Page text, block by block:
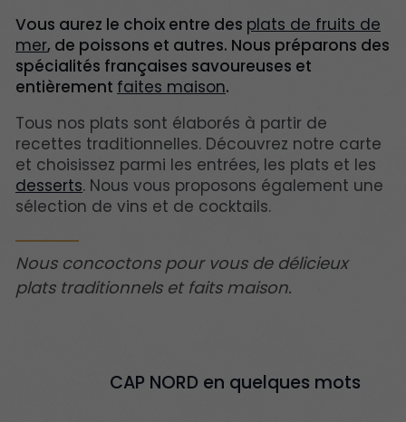
Vous aurez le choix entre des plats de fruits de
mer, de poissons et autres. Nous préparons des
spécialités françaises savoureuses et
entièrement faites maison.
Tous nos plats sont élaborés à partir de
recettes traditionnelles. Découvrez notre carte
et choisissez parmi les entrées, les plats et les
desserts. Nous vous proposons également une
sélection de vins et de cocktails.
Nous concoctons pour vous de délicieux
plats traditionnels et faits maison.
CAP NORD en quelques mots